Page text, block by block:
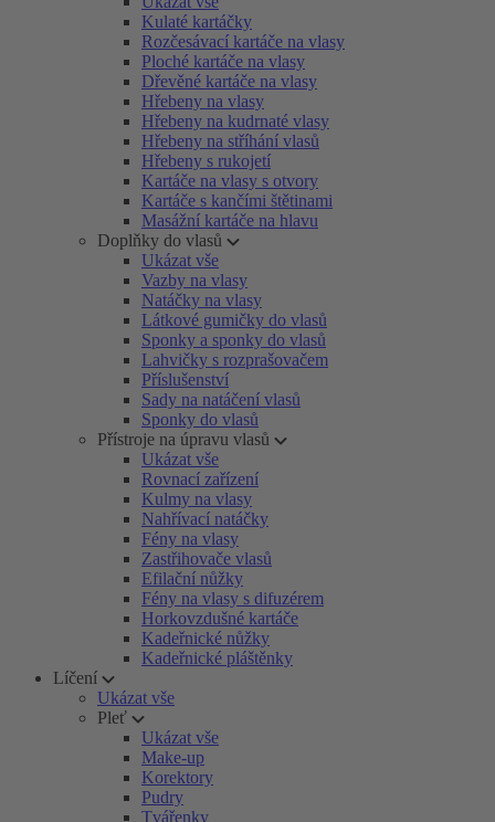
Kulaté kartáčky
Rozčesávací kartáče na vlasy
Ploché kartáče na vlasy
Dřevěné kartáče na vlasy
Hřebeny na vlasy
Hřebeny na kudrnaté vlasy
Hřebeny na stříhání vlasů
Hřebeny s rukojetí
Kartáče na vlasy s otvory
Kartáče s kančími štětinami
Masážní kartáče na hlavu
Doplňky do vlasů
Ukázat vše
Vazby na vlasy
Natáčky na vlasy
Látkové gumičky do vlasů
Sponky a sponky do vlasů
Lahvičky s rozprašovačem
Příslušenství
Sady na natáčení vlasů
Sponky do vlasů
Přístroje na úpravu vlasů
Ukázat vše
Rovnací zařízení
Kulmy na vlasy
Nahřívací natáčky
Fény na vlasy
Zastřihovače vlasů
Efilační nůžky
Fény na vlasy s difuzérem
Horkovzdušné kartáče
Kadeřnické nůžky
Kadeřnické pláštěnky
Líčení
Ukázat vše
Pleť
Ukázat vše
Make-up
Korektory
Pudry
Tvářenky